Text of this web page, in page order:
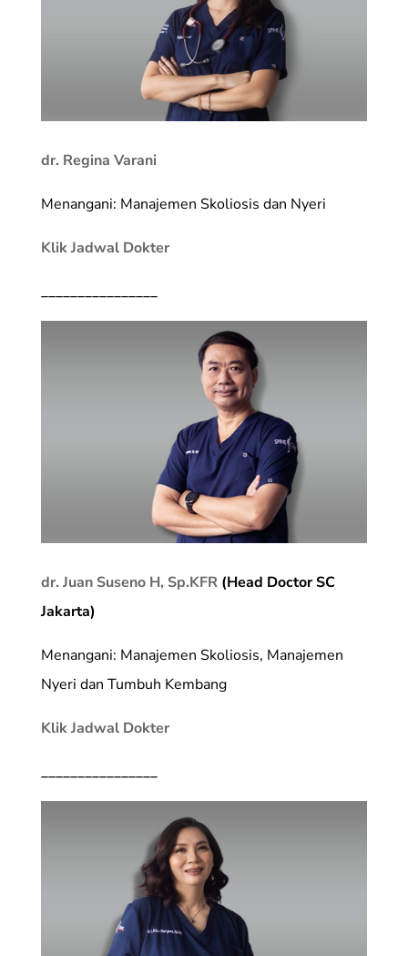
dr. Regina Varani
Menangani: Manajemen Skoliosis dan Nyeri
Klik Jadwal Dokter
________________
dr. Juan Suseno H, Sp.KFR(Head Doctor SC
Jakarta)
Menangani: Manajemen Skoliosis, Manajemen
Nyeri dan Tumbuh Kembang
Klik Jadwal Dokter
________________